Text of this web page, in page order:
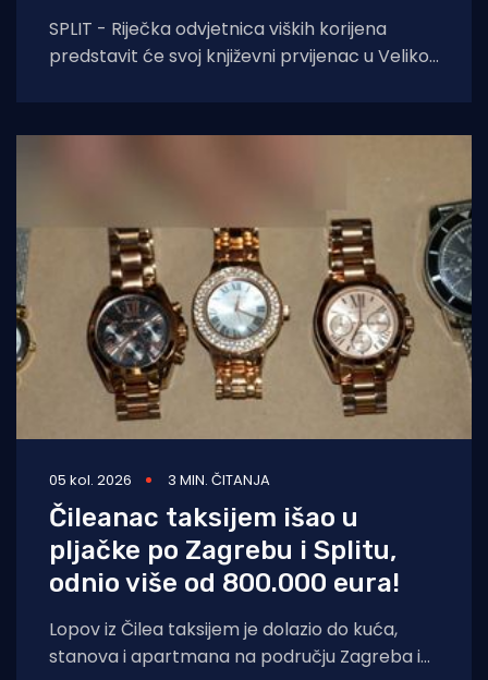
SPLIT - Riječka odvjetnica viških korijena
predstavit će svoj književni prvijenac u Velikoj
05 kol. 2026 3 MIN. ČITANJA
Čileanac taksijem išao u
pljačke po Zagrebu i Splitu,
odnio više od 800.000 eura!
Lopov iz Čilea taksijem je dolazio do kuća,
stanova i apartmana na području Zagreba i